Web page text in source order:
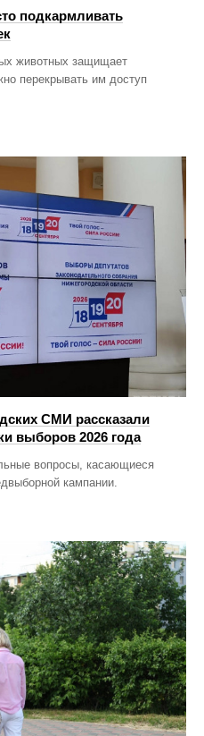
подкармливать
животных защищает
перекрывать им доступ
СМИ рассказали
выборов 2026 года
вопросы, касающиеся
кампании.